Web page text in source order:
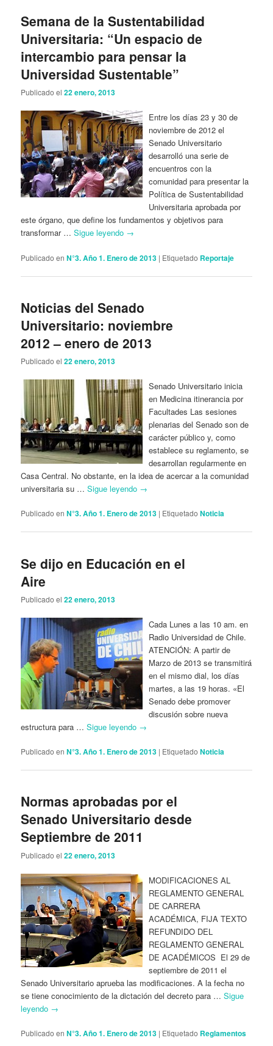
Semana de la Sustentabilidad
Universitaria: “Un espacio de
intercambio para pensar la
Universidad Sustentable”
Publicado el22 enero, 2013
Entre los días 23 y 30 de
noviembre de 2012 el
Senado Universitario
desarrolló una serie de
encuentros con la
comunidad para presentar la
Política de Sustentabilidad
Universitaria aprobada por
este órgano, que define los fundamentos y objetivos para
transformar …Sigue leyendo →
Publicado en N°3. Año 1. Enero de 2013 | Etiquetado Reportaje
Noticias del Senado
Universitario: noviembre
2012 – enero de 2013
Publicado el22 enero, 2013
Senado Universitario inicia
en Medicina itinerancia por
Facultades Las sesiones
plenarias del Senado son de
carácter público y, como
establece su reglamento, se
desarrollan regularmente en
Casa Central. No obstante, en la idea de acercar a la comunidad
universitaria su …Sigue leyendo →
Publicado en N°3. Año 1. Enero de 2013 | Etiquetado Noticia
Se dijo en Educación en el
Aire
Publicado el22 enero, 2013
Cada Lunes a las 10 am. en
Radio Universidad de Chile.
ATENCIÓN: A partir de
Marzo de 2013 se transmitirá
en el mismo dial, los días
martes, a las 19 horas. «El
Senado debe promover
discusión sobre nueva
estructura para …Sigue leyendo →
Publicado en N°3. Año 1. Enero de 2013 | Etiquetado Noticia
Normas aprobadas por el
Senado Universitario desde
Septiembre de 2011
Publicado el22 enero, 2013
MODIFICACIONES AL
REGLAMENTO GENERAL
DE CARRERA
ACADÉMICA, FIJA TEXTO
REFUNDIDO DEL
REGLAMENTO GENERAL
DE ACADÉMICOS El 29 de
septiembre de 2011 el
Senado Universitario aprueba las modificaciones. A la fecha no
se tiene conocimiento de la dictación del decreto para …Sigue
leyendo →
Publicado en N°3. Año 1. Enero de 2013 | Etiquetado Reglamentos